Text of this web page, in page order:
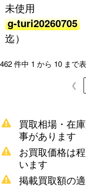
未使用
g-turi20260705
迄）
462 件中 1 から 10 まで
❮
買取相場・在
事があります
お買取価格は
います
掲載買取額の